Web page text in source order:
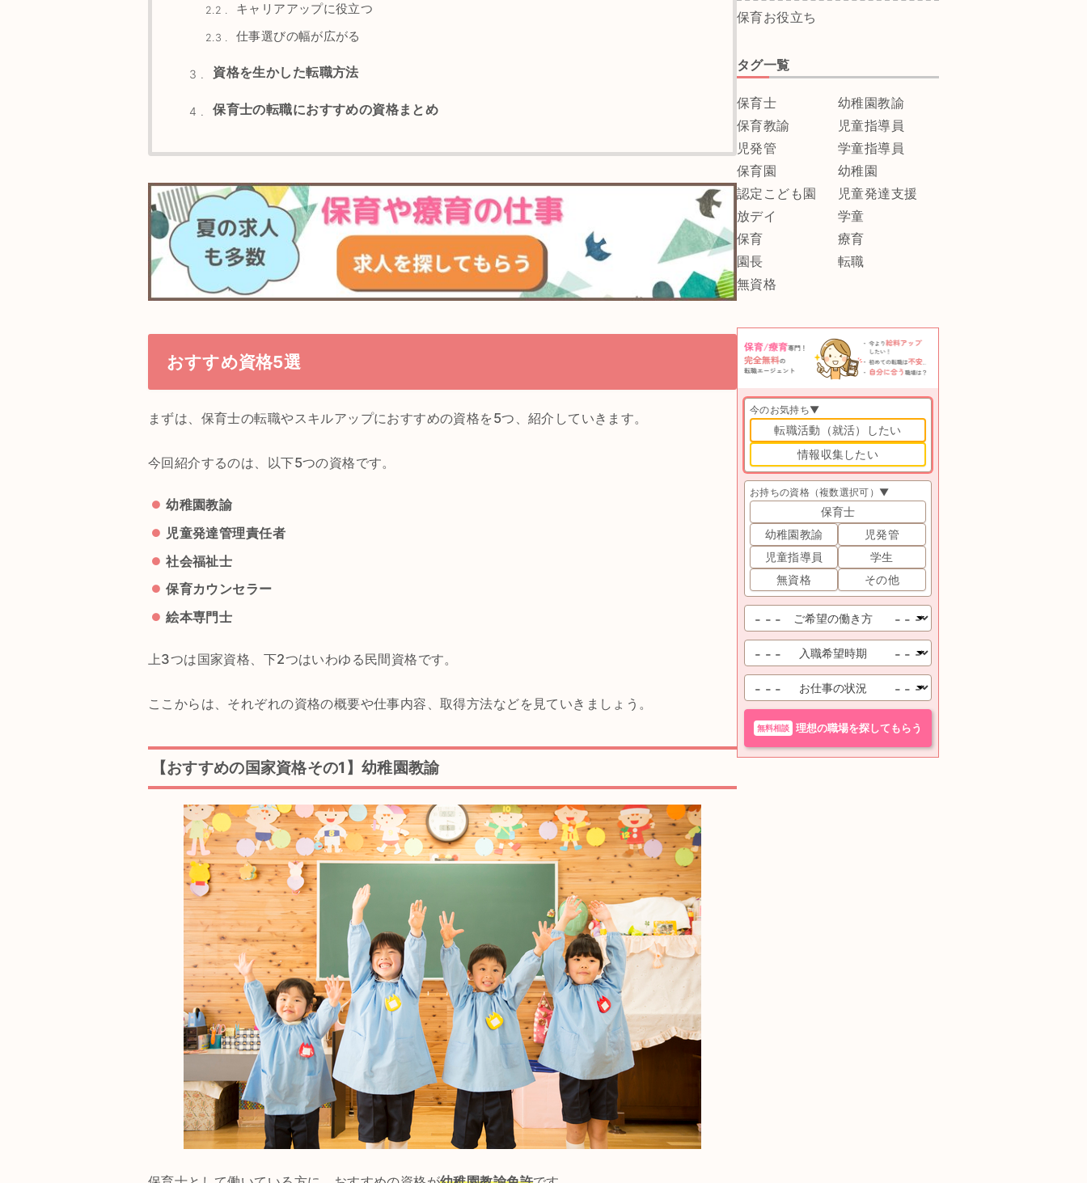
2.2 キャリアアップに役立つ
2.3 仕事選びの幅が広がる
3 資格を生かした転職方法
4 保育士の転職におすすめの資格まとめ
おすすめ資格5選
まずは、保育士の転職やスキルアップにおすすめの資格を5つ、紹介していきます。
今回紹介するのは、以下5つの資格です。
幼稚園教諭
児童発達管理責任者
社会福祉士
保育カウンセラー
絵本専門士
上3つは国家資格、下2つはいわゆる民間資格です。
ここからは、それぞれの資格の概要や仕事内容、取得方法などを見ていきましょう。
【おすすめの国家資格その1】幼稚園教諭
保育お役立ち
タグ一覧
保育士
幼稚園教諭
保育教諭
児童指導員
児発管
学童指導員
保育園
幼稚園
認定こども園
児童発達支援
放デイ
学童
保育
療育
園長
転職
無資格
今のお気持ち▼
転職活動（就活）したい
情報収集したい
お持ちの資格（複数選択可）▼
保育士
幼稚園教諭
児発管
児童指導員
学生
無資格
その他
無料相談 理想の職場を探してもらう